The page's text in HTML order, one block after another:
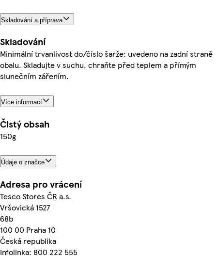
Skladování a příprava
Skladování
Minimální trvanlivost do/číslo šarže: uvedeno na zadní straně
obalu. Skladujte v suchu, chraňte před teplem a přímým
slunečním zářením.
Více informací
Čistý obsah
150g
Údaje o značce
Adresa pro vrácení
Tesco Stores ČR a.s.
Vršovická 1527
68b
100 00 Praha 10
Česká republika
Infolinka: 800 222 555